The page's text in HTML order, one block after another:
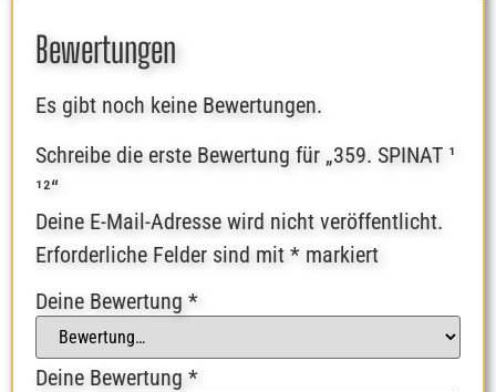
Bewertungen
Es gibt noch keine Bewertungen.
Schreibe die erste Bewertung für „359. SPINAT ¹
¹²“
Deine E-Mail-Adresse wird nicht veröffentlicht.
Erforderliche Felder sind mit * markiert
Deine Bewertung *
Deine Bewertung *